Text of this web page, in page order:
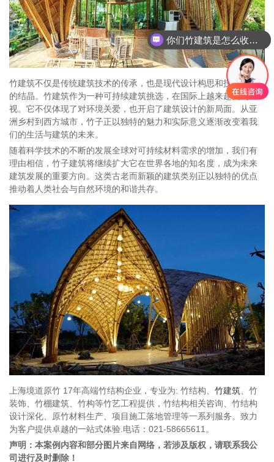
竹建筑不仅是传统建筑技术的传承，也是现代设计构思和技术创新
的结晶。竹建筑作为一种可持续建筑挑选，在国际上越来越受到重
视。它不仅体现了对环境关爱，也开启了建筑设计的新局面。从亚
洲乡村到西方城市，竹子正以独特的魅力和实际意义逐渐改变着我
们的生活与建筑的未来。
随着科学技术的不断的发展全球对可持续材料需求的增加，我们有
理由相信，竹子建筑将继续扩大它在世界各地的知名度，成为未来
建筑发展的重要方向。这类古老而新颖的建筑类别正以独特的优点
推动着人类社会与自然环境的和谐共存。
上海境道原竹 17年高端竹结构企业，专业为: 竹结构、 竹建筑 、竹
装饰、竹棚建筑、竹构等竹艺工程提供，竹结构相关咨询、竹结构
设计深化、原竹材料生产、项目施工落地管理等一系列服务。致力
为客户提供卓越的一站式体验.电话：021-58665611。
声明：本案例内容和部分图片来自网络，若涉及版权，请联系我公
司进行及时删除！
你们竹建筑是怎么收费的呢
境道原竹主营什么业务